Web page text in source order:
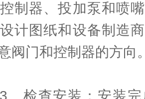
制器、投加泵和喷
计图纸和设备制造
阀门和控制器的方向
查安装：安装完